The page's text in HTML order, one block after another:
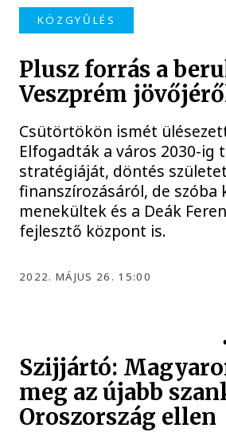
KÖZGYŰLÉS
Plusz forrás a
Veszprém
Csütörtökön ismét
Elfogadták a város 2030-
stratégiáját, döntés
finanszírozásáról, de
menekültek és a Deák
fejlesztő központ is.
2022. MÁJUS 26. 15:00
Szijjártó:
meg az újabb
Oroszország ellen